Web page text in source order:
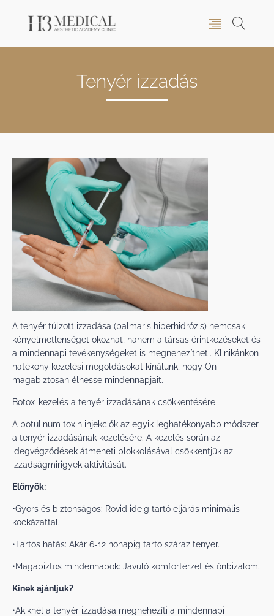
Tenyér izzadás
A tenyér túlzott izzadása (palmaris hiperhidrózis) nemcsak
kényelmetlenséget okozhat, hanem a társas érintkezéseket és
a mindennapi tevékenységeket is megnehezítheti. Klinikánkon
hatékony kezelési megoldásokat kínálunk, hogy Ön
magabiztosan élhesse mindennapjait.
Botox-kezelés a tenyér izzadásának csökkentésére
A botulinum toxin injekciók az egyik leghatékonyabb módszer
a tenyér izzadásának kezelésére. A kezelés során az
idegvégződések átmeneti blokkolásával csökkentjük az
izzadságmirigyek aktivitását.
Előnyök:
•Gyors és biztonságos: Rövid ideig tartó eljárás minimális
kockázattal.
•Tartós hatás: Akár 6-12 hónapig tartó száraz tenyér.
•Magabiztos mindennapok: Javuló komfortérzet és önbizalom.
Kinek ajánljuk?
•Akiknél a tenyér izzadása megnehezíti a mindennapi